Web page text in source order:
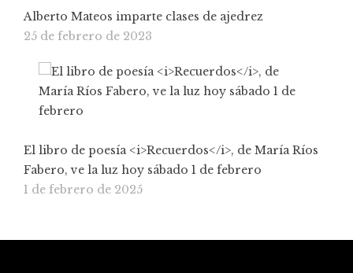
Alberto Mateos imparte clases de ajedrez
25 de febrero de 2023
El libro de poesía <i>Recuerdos</i>, de María Ríos
Fabero, ve la luz hoy sábado 1 de febrero
1 de febrero de 2025